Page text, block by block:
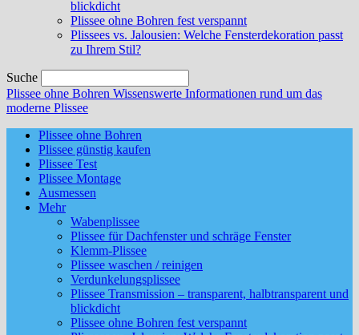
blickdicht
Plissee ohne Bohren fest verspannt
Plissees vs. Jalousien: Welche Fensterdekoration passt
zu Ihrem Stil?
Suche
Plissee ohne Bohren Wissenswerte Informationen rund um das
moderne Plissee
Plissee ohne Bohren
Plissee günstig kaufen
Plissee Test
Plissee Montage
Ausmessen
Mehr
Wabenplissee
Plissee für Dachfenster und schräge Fenster
Klemm-Plissee
Plissee waschen / reinigen
Verdunkelungsplissee
Plissee Transmission – transparent, halbtransparent und
blickdicht
Plissee ohne Bohren fest verspannt